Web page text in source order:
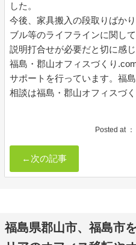
した。
今後、家具搬入の段取りばか
ブル等のライフラインに関し
説明打合せが必要だと切に感じ
福島・郡山オフィスづくり
サポートを行っています。福
相談は福島・郡山オフィスづ
Posted at ：
←次の記事
福島県郡山市、福島市